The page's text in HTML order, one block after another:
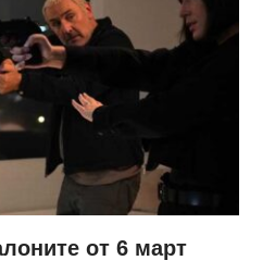
от 6 март